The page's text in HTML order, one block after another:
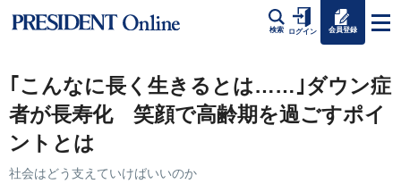
検索 ログイン 会員登録
｢こんなに長く生きるとは……｣ダウン症
者が長寿化 笑顔で高齢期を過ごすポイ
ントとは
社会はどう支えていけばいいのか